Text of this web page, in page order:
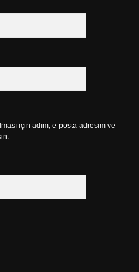
için adım, e-posta adresim ve